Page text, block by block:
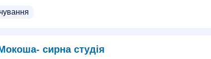
сирна студія